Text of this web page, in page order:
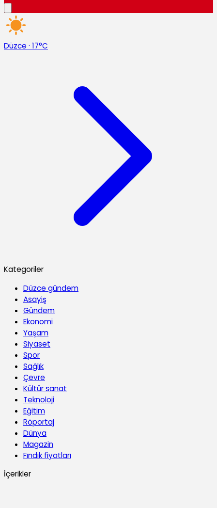
Düzce · 17°C
Kategoriler
Düzce gündem
Asayiş
Gündem
Ekonomi
Yaşam
Siyaset
Spor
Sağlık
Çevre
Kültür sanat
Teknoloji
Eğitim
Röportaj
Dünya
Magazin
Fındık fiyatları
İçerikler